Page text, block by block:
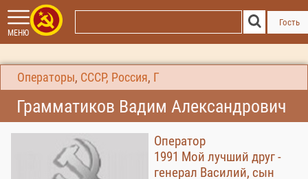
МЕНЮ
Гость
Операторы, СССР, Россия, Г
Грамматиков Вадим Александрович
Оператор
1991 Мой лучший друг -
генерал Василий, сын